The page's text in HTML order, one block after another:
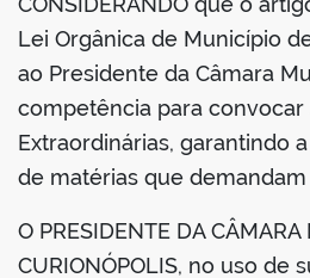
Lei Orgânica de Município
ao Presidente da Câmara
competência para convocar
Extraordinárias, garantindo
de matérias que
O PRESIDENTE DA
CURIONÓPOLIS, no uso de